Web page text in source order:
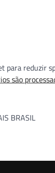
para reduzir
são
BRASIL